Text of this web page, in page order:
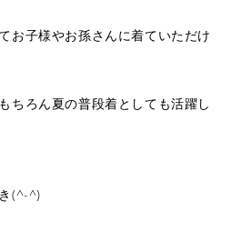
お子様やお孫さんに着ていただけ
ちろん夏の普段着としても活躍し
(^-^)